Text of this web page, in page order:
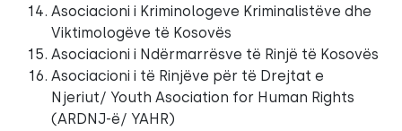
Asociacioni i Kriminologeve Kriminalistëve dhe
Viktimologëve të Kosovës
Asociacioni i Ndërmarrësve të Rinjë të Kosovës
Asociacioni i të Rinjëve për të Drejtat e
Njeriut/ Youth Asociation for Human Rights
(ARDNJ-ë/ YAHR)